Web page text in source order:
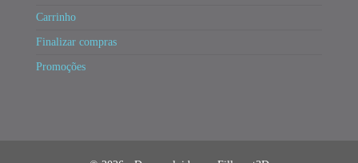
Carrinho
Finalizar compras
Promoções